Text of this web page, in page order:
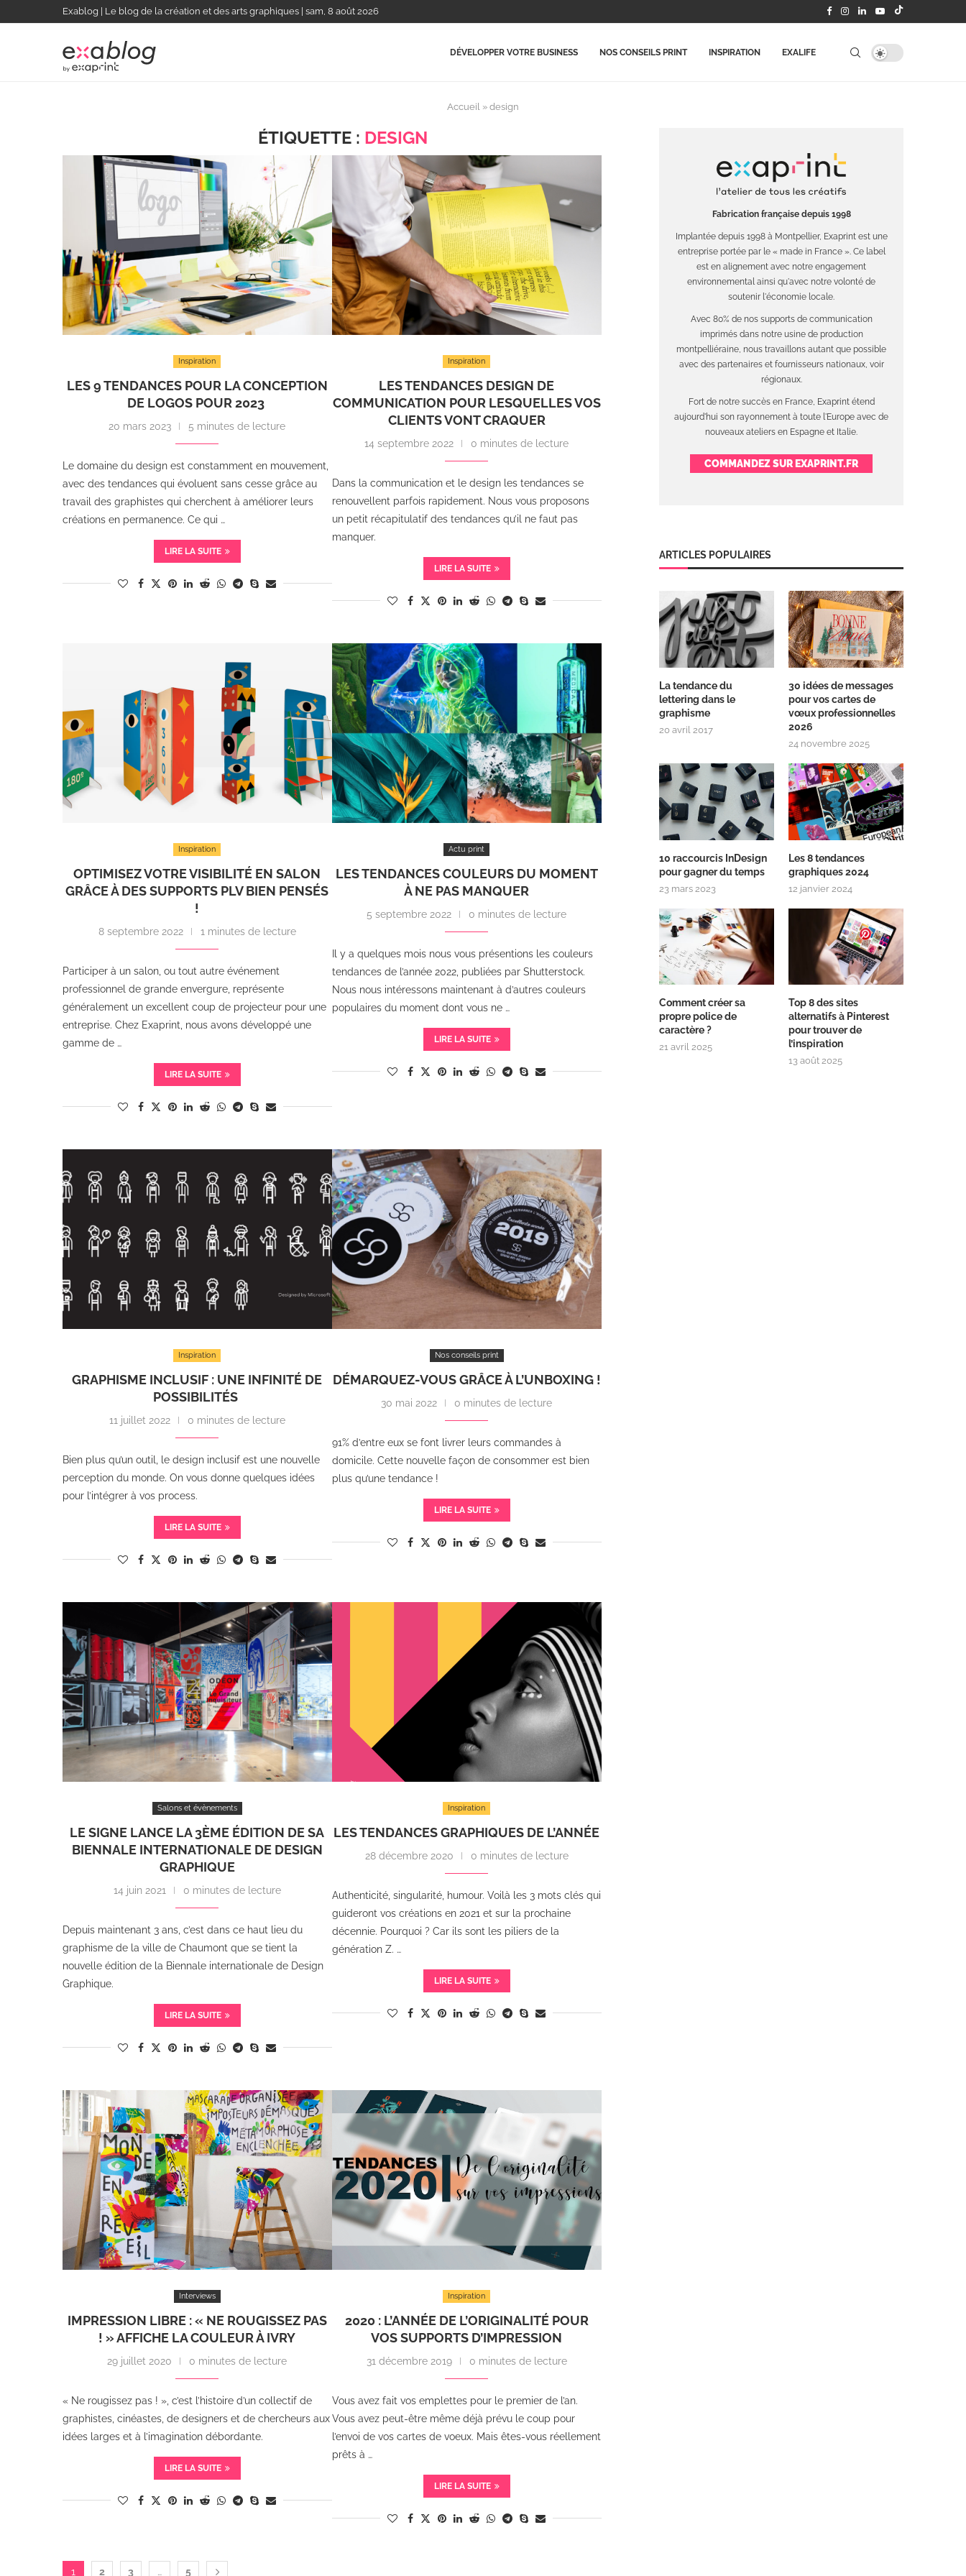
Exablog | Le blog de la création et des arts graphiques | sam, 8 août 2026
DÉVELOPPER VOTRE BUSINESS NOS CONSEILS PRINT INSPIRATION EXALIFE
Accueil » design
ÉTIQUETTE : DESIGN
Inspiration
LES 9 TENDANCES POUR LA CONCEPTION
DE LOGOS POUR 2023
20 mars 2023 5 minutes de lecture
Le domaine du design est constamment en mouvement,
avec des tendances qui évoluent sans cesse grâce au
travail des graphistes qui cherchent à améliorer leurs
créations en permanence. Ce qui …
LIRE LA SUITE
Inspiration
LES TENDANCES DESIGN DE
COMMUNICATION POUR LESQUELLES VOS
CLIENTS VONT CRAQUER
14 septembre 2022 0 minutes de lecture
Dans la communication et le design les tendances se
renouvellent parfois rapidement. Nous vous proposons
un petit récapitulatif des tendances qu’il ne faut pas
manquer.
LIRE LA SUITE
Inspiration
OPTIMISEZ VOTRE VISIBILITÉ EN SALON
GRÂCE À DES SUPPORTS PLV BIEN PENSÉS
!
8 septembre 2022 1 minutes de lecture
Participer à un salon, ou tout autre événement
professionnel de grande envergure, représente
généralement un excellent coup de projecteur pour une
entreprise. Chez Exaprint, nous avons développé une
gamme de …
LIRE LA SUITE
Actu print
LES TENDANCES COULEURS DU MOMENT
À NE PAS MANQUER
5 septembre 2022 0 minutes de lecture
Il y a quelques mois nous vous présentions les couleurs
tendances de l’année 2022, publiées par Shutterstock.
Nous nous intéressons maintenant à d’autres couleurs
populaires du moment dont vous ne …
LIRE LA SUITE
Inspiration
GRAPHISME INCLUSIF : UNE INFINITÉ DE
POSSIBILITÉS
11 juillet 2022 0 minutes de lecture
Bien plus qu’un outil, le design inclusif est une nouvelle
perception du monde. On vous donne quelques idées
pour l’intégrer à vos process.
LIRE LA SUITE
Nos conseils print
DÉMARQUEZ-VOUS GRÂCE À L’UNBOXING !
30 mai 2022 0 minutes de lecture
91% d’entre eux se font livrer leurs commandes à
domicile. Cette nouvelle façon de consommer est bien
plus qu’une tendance !
LIRE LA SUITE
Salons et évènements
LE SIGNE LANCE LA 3ÈME ÉDITION DE SA
BIENNALE INTERNATIONALE DE DESIGN
GRAPHIQUE
14 juin 2021 0 minutes de lecture
Depuis maintenant 3 ans, c’est dans ce haut lieu du
graphisme de la ville de Chaumont que se tient la
nouvelle édition de la Biennale internationale de Design
Graphique.
LIRE LA SUITE
Inspiration
LES TENDANCES GRAPHIQUES DE L’ANNÉE
28 décembre 2020 0 minutes de lecture
Authenticité, singularité, humour. Voilà les 3 mots clés qui
guideront vos créations en 2021 et sur la prochaine
décennie. Pourquoi ? Car ils sont les piliers de la
génération Z. …
LIRE LA SUITE
Interviews
IMPRESSION LIBRE : « NE ROUGISSEZ PAS
! » AFFICHE LA COULEUR À IVRY
29 juillet 2020 0 minutes de lecture
« Ne rougissez pas ! », c’est l’histoire d’un collectif de
graphistes, cinéastes, de designers et de chercheurs aux
idées larges et à l’imagination débordante.
LIRE LA SUITE
Inspiration
2020 : L’ANNÉE DE L’ORIGINALITÉ POUR
VOS SUPPORTS D’IMPRESSION
31 décembre 2019 0 minutes de lecture
Vous avez fait vos emplettes pour le premier de l’an.
Vous avez peut-être même déjà prévu le coup pour
l’envoi de vos cartes de voeux. Mais êtes-vous réellement
prêts à …
LIRE LA SUITE
1 2 3 … 5
Fabrication française depuis 1998
Implantée depuis 1998 à Montpellier, Exaprint est une
entreprise portée par le « made in France ». Ce label
est en alignement avec notre engagement
environnemental ainsi qu'avec notre volonté de
soutenir l'économie locale.
Avec 80% de nos supports de communication
imprimés dans notre usine de production
montpelliéraine, nous travaillons autant que possible
avec des partenaires et fournisseurs nationaux, voir
régionaux.
Fort de notre succès en France, Exaprint étend
aujourd'hui son rayonnement à toute l'Europe avec de
nouveaux ateliers en Espagne et Italie.
COMMANDEZ SUR EXAPRINT.FR
ARTICLES POPULAIRES
La tendance du
lettering dans le
graphisme
20 avril 2017
30 idées de messages
pour vos cartes de
vœux professionnelles
2026
24 novembre 2025
10 raccourcis InDesign
pour gagner du temps
23 mars 2023
Les 8 tendances
graphiques 2024
12 janvier 2024
Comment créer sa
propre police de
caractère ?
21 avril 2025
Top 8 des sites
alternatifs à Pinterest
pour trouver de
l’inspiration
13 août 2025